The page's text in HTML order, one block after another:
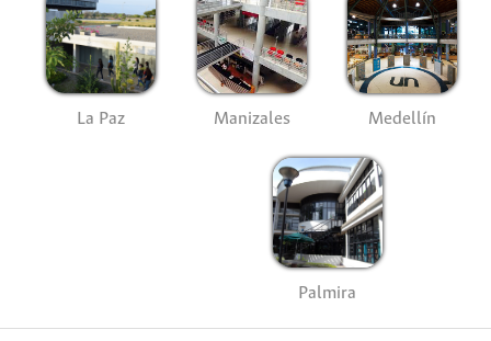
La Paz Manizales Medellín
Palmira